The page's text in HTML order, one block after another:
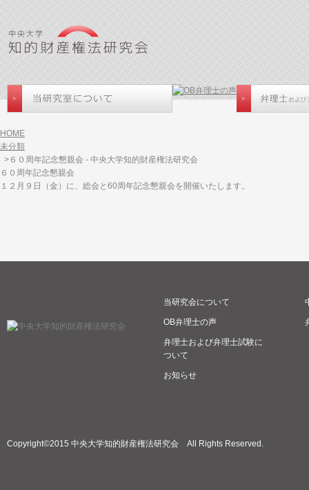
HOME
未分類
>６０周年記念懇親会 - 中央大学知的財産権法研究会
６０周年記念懇親会
１２月９日（金）に、総会と60周年記念懇親会を開催いたします。
当研究会について
OB弁理士の声
弁理士および弁理士試験に
ついて
お知らせ
Copyright©2015 中央大学知的財産権法研究会 All Rights Reserved.